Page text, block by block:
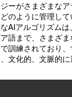
ーがさまざまな
のように管理して
AIアルゴリズム
語まで、さまざ
訓練されており
文化的、文脈的